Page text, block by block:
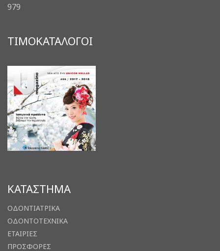
979
ΤΙΜΟΚΑΤΑΛΟΓΟΙ
ΚΑΤΑΣΤΗΜΑ
ΟΔΟΝΤΙΑΤΡΙΚΑ
ΟΔΟΝΤΟΤΕΧΝΙΚΑ
ΕΤΑΙΡΙΕΣ
ΠΡΟΣΦΟΡΕΣ